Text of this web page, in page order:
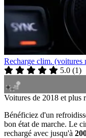
Recharge clim. (voitures
5.0 (1)
Voitures de 2018 et plus
Bénéficiez d'un
bon état de marche. Le
rechargé avec jusqu'à